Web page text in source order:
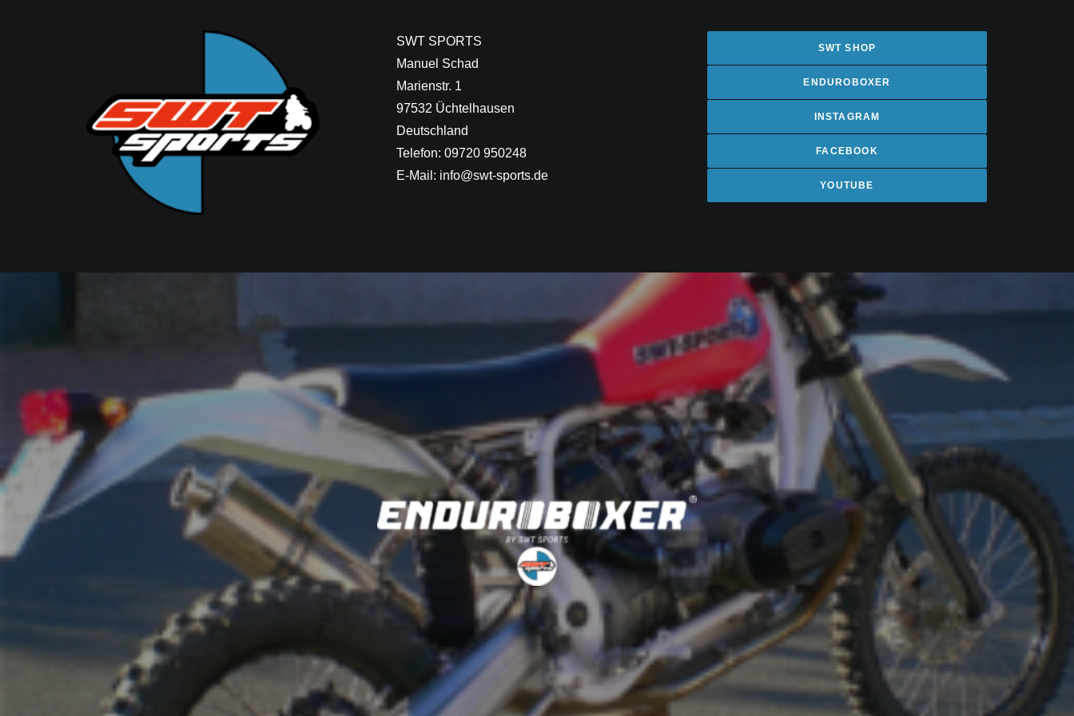
SWT SPORTS
Manuel Schad
Marienstr. 1
97532 Üchtelhausen
Deutschland
Telefon: 09720 950248
E-Mail: info@swt-sports.de
SWT SHOP
ENDUROBOXER
INSTAGRAM
FACEBOOK
YOUTUBE